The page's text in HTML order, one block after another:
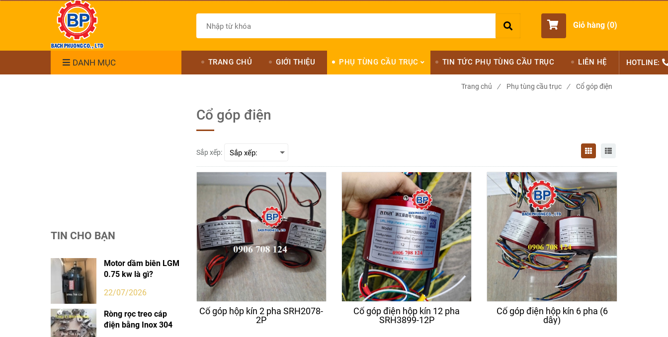
Giỏ hàng (0)
DANH MỤC TRANG CHỦ GIỚI THIỆU PHỤ TÙNG CẦU TRỤC TIN TỨC PHỤ TÙNG CẦU TRỤC LIÊN HỆ HOTLINE:
Trang chủ / Phụ tùng cầu trục / Cổ góp điện
Cổ góp điện
Sắp xếp:
Cổ góp hộp kín 2 pha SRH2078-
2P
Cổ góp điện hộp kín 12 pha
SRH3899-12P
Cổ góp điện hộp kín 6 pha (6
dây)
TIN CHO BẠN
Motor dầm biên LGM
0.75 kw là gì?
22/07/2026
Ròng rọc treo cáp
điện bằng Inox 304